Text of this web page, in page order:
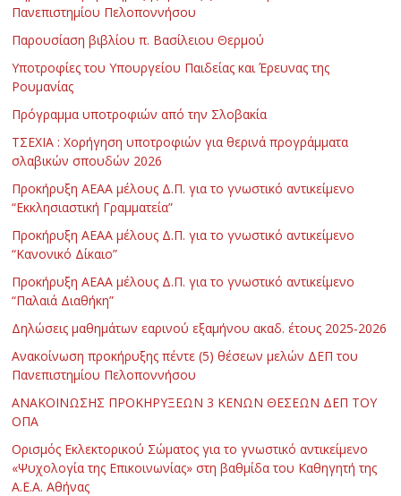
Πανεπιστημίου Πελοποννήσου
Παρουσίαση βιβλίου π. Βασίλειου Θερμού
Υποτροφίες του Υπουργείου Παιδείας και Έρευνας της
Ρουμανίας
Πρόγραμμα υποτροφιών από την Σλοβακία
ΤΣΕΧΙΑ : Χορήγηση υποτροφιών για θερινά προγράμματα
σλαβικών σπουδών 2026
Προκήρυξη ΑΕΑΑ μέλους Δ.Π. για το γνωστικό αντικείμενο
“Εκκλησιαστική Γραμματεία”
Προκήρυξη ΑΕΑΑ μέλους Δ.Π. για το γνωστικό αντικείμενο
“Κανονικό Δίκαιο”
Προκήρυξη ΑΕΑΑ μέλους Δ.Π. για το γνωστικό αντικείμενο
“Παλαιά Διαθήκη”
Δηλώσεις μαθημάτων εαρινού εξαμήνου ακαδ. έτους 2025-2026
Ανακοίνωση προκήρυξης πέντε (5) θέσεων μελών ΔΕΠ του
Πανεπιστημίου Πελοποννήσου
ΑΝΑΚΟΙΝΩΣΗΣ ΠΡΟΚΗΡΥΞΕΩΝ 3 ΚΕΝΩΝ ΘΕΣΕΩΝ ΔΕΠ ΤΟΥ
ΟΠΑ
Ορισμός Εκλεκτορικού Σώματος για το γνωστικό αντικείμενο
«Ψυχολογία της Επικοινωνίας» στη βαθμίδα του Καθηγητή της
Α.Ε.Α. Αθήνας